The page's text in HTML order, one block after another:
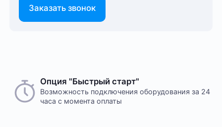
Заказать звонок
Опция "Быстрый старт"
Возможность подключения оборудования за 24
часа с момента оплаты